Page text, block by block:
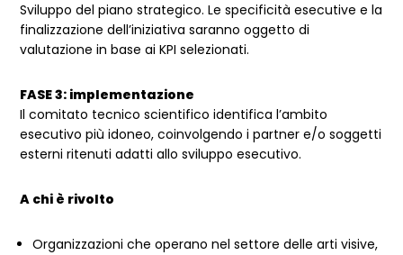
Sviluppo del piano strategico. Le specificità esecutive e la
finalizzazione dell’iniziativa saranno oggetto di
valutazione in base ai KPI selezionati.
FASE 3: implementazione
Il comitato tecnico scientifico identifica l’ambito
esecutivo più idoneo, coinvolgendo i partner e/o soggetti
esterni ritenuti adatti allo sviluppo esecutivo.
A chi è rivolto
Organizzazioni che operano nel settore delle arti visive,